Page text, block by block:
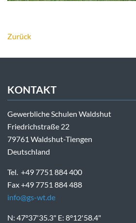
Zurück
KONTAKT
Gewerbliche Schulen Waldshut
Friedrichstraße 22
79761 Waldshut-Tiengen
Deutschland
Tel. +49 7751 884 400
Fax +49 7751 884 488
info@gs-wt.de
N: 47°37'35.3" E: 8°12'58.4"